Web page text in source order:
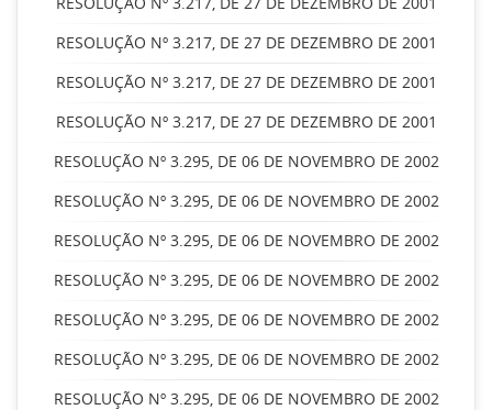
RESOLUÇÃO Nº 3.217, DE 27 DE DEZEMBRO DE 2001
RESOLUÇÃO Nº 3.217, DE 27 DE DEZEMBRO DE 2001
RESOLUÇÃO Nº 3.217, DE 27 DE DEZEMBRO DE 2001
RESOLUÇÃO Nº 3.295, DE 06 DE NOVEMBRO DE 2002
RESOLUÇÃO Nº 3.295, DE 06 DE NOVEMBRO DE 2002
RESOLUÇÃO Nº 3.295, DE 06 DE NOVEMBRO DE 2002
RESOLUÇÃO Nº 3.295, DE 06 DE NOVEMBRO DE 2002
RESOLUÇÃO Nº 3.295, DE 06 DE NOVEMBRO DE 2002
RESOLUÇÃO Nº 3.295, DE 06 DE NOVEMBRO DE 2002
RESOLUÇÃO Nº 3.295, DE 06 DE NOVEMBRO DE 2002